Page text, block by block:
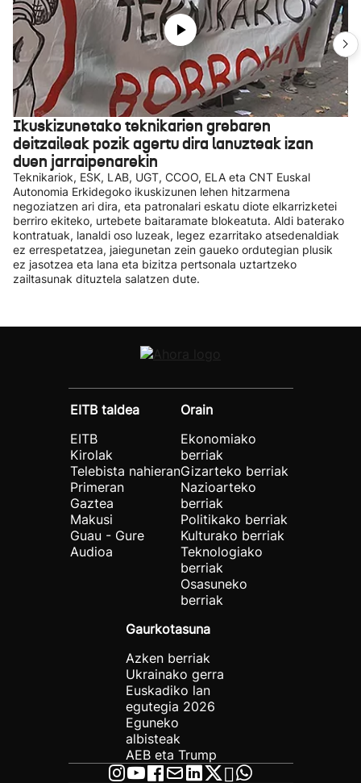
Ikuskizunetako teknikarien grebaren
deitzaileak pozik agertu dira lanuzteak izan
duen jarraipenarekin
Teknikariok, ESK, LAB, UGT, CCOO, ELA eta CNT Euskal
Autonomia Erkidegoko ikuskizunen lehen hitzarmena
negoziatzen ari dira, eta patronalari eskatu diote elkarrizketei
berriro ekiteko, urtebete baitaramate blokeatuta. Aldi baterako
kontratuak, lanaldi oso luzeak, legez ezarritako atsedenaldiak
ez errespetatzea, jaiegunetan zein gaueko ordutegian plusik
ez jasotzea eta lana eta bizitza pertsonala uztartzeko
zailtasunak dituztela salatzen dute.
EITB taldea
EITB
Kirolak
Telebista nahieran
Primeran
Gaztea
Makusi
Guau - Gure
Audioa
Orain
Ekonomiako
berriak
Gizarteko berriak
Nazioarteko
berriak
Politikako berriak
Kulturako berriak
Teknologiako
berriak
Osasuneko
berriak
Gaurkotasuna
Azken berriak
Ukrainako gerra
Euskadiko lan
egutegia 2026
Eguneko
albisteak
AEB eta Trump